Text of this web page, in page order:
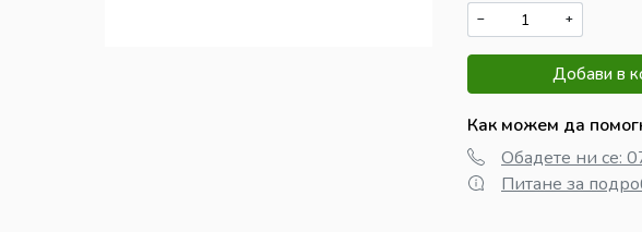
− +
Добави в
Как можем да
Обадете ни се:
Питане за